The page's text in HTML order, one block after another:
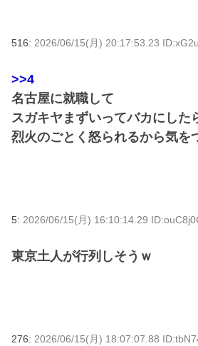
516: 2026/06/15(月) 20:17:53.23
>>4
名古屋に就職して
スガキヤまずいってバカにした
烈火のごとく怒られるから気を
5: 2026/06/15(月) 16:10:14.29
東京土人が行列しそうｗ
276: 2026/06/15(月) 18:07:07.88